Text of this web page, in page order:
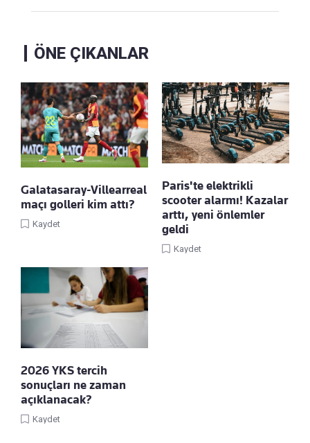
ÖNE ÇIKANLAR
Galatasaray-Villearreal
maçı golleri kim attı?
Kaydet
Paris'te elektrikli
scooter alarmı! Kazalar
arttı, yeni önlemler
geldi
Kaydet
2026 YKS tercih
sonuçları ne zaman
açıklanacak?
Kaydet